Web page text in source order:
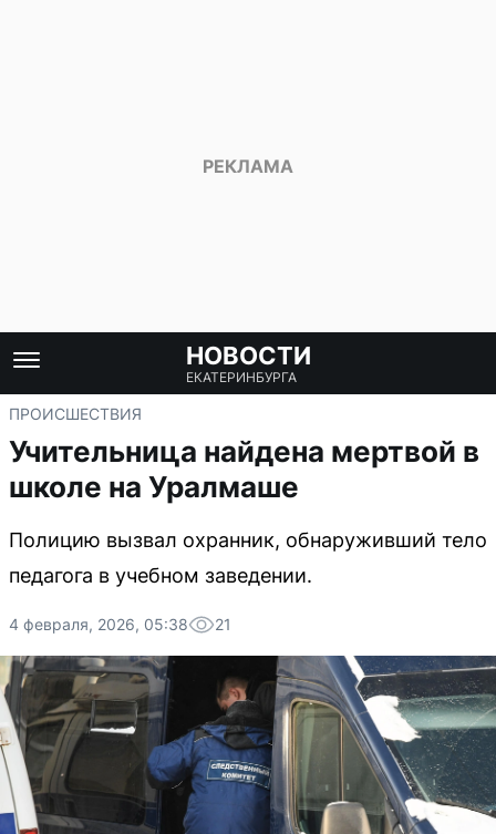
НОВОСТИ
ЕКАТЕРИНБУРГА
ПРОИСШЕСТВИЯ
Учительница найдена мертвой в
школе на Уралмаше
Полицию вызвал охранник, обнаруживший тело
педагога в учебном заведении.
4 февраля, 2026, 05:38 21